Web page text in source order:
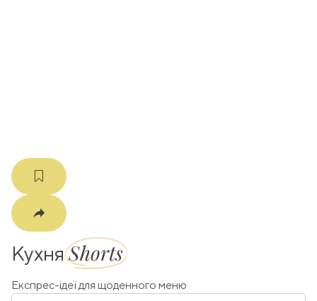
КухняShorts
Експрес-ідеї для щоденного меню